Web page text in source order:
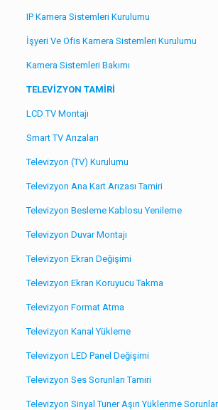
IP Kamera Sistemleri Kurulumu
İşyeri Ve Ofis Kamera Sistemleri Kurulumu
Kamera Sistemleri Bakımı
TELEVİZYON TAMİRİ
LCD TV Montajı
Smart TV Arızaları
Televizyon (TV) Kurulumu
Televizyon Ana Kart Arızası Tamiri
Televizyon Besleme Kablosu Yenileme
Televizyon Duvar Montajı
Televizyon Ekran Değişimi
Televizyon Ekran Koruyucu Takma
Televizyon Format Atma
Televizyon Kanal Yükleme
Televizyon LED Panel Değişimi
Televizyon Ses Sorunları Tamiri
Televizyon Sinyal Tuner Aşırı Yüklenme